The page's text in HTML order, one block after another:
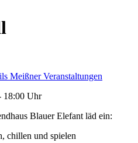
Meißner Veranstaltungen
18:00 Uhr
Blauer Elefant läd ein:
chillen und spielen